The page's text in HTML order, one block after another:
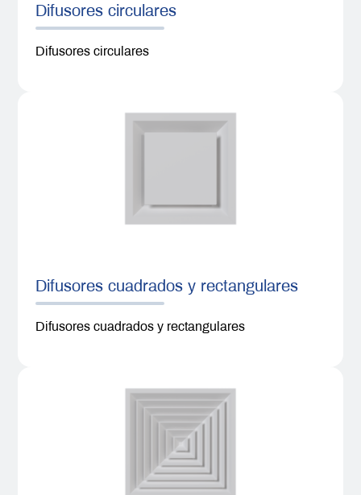
Difusores circulares
Difusores circulares
Difusores cuadrados y rectangulares
Difusores cuadrados y rectangulares